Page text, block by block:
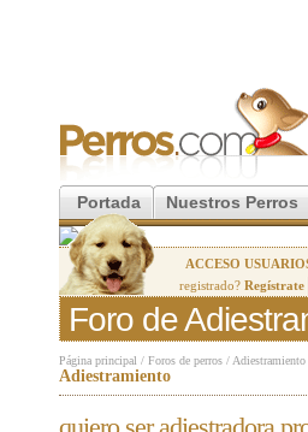
Portada Nuestros Perros
ACCESO
registrado? Regístrate
Foro de
Página principal / Foros de perros / Adiestramiento
Adiestramiento